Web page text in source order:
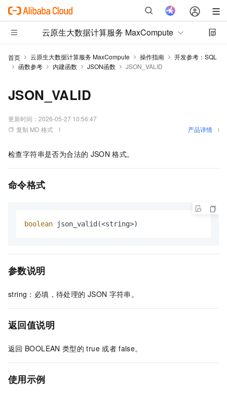
云原生大数据计算服务 MaxCompute
首页 云原生大数据计算服务 MaxCompute 操作指南
开发参考：SQL
函数参考
内建函数 JSON函数 JSON_VALID
JSON_VALID
更新时间： 2026-05-27 10:56:47
复制 MD 格式
产品详情
检查字符串是否为合法的 JSON 格式。
命令格式
boolean json_valid(<string>)
参数说明
string：必填，待处理的 JSON 字符串。
返回值说明
返回 BOOLEAN 类型的 true 或者 false。
使用示例